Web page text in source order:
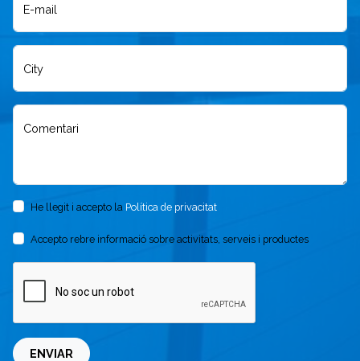
E-mail
City
Comentari
He llegit i accepto la Política de privacitat
Accepto rebre informació sobre activitats, serveis i productes
ENVIAR